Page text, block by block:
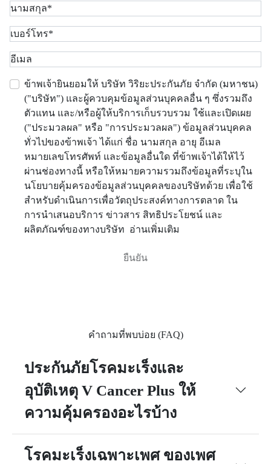
ข้าพเจ้ายินยอมให้ บริษัท วิริยะประกันภัย จำกัด (มหาชน)
("บริษัท") และผู้ควบคุมข้อมูลส่วนบุคคลอื่น ๆ ซึ่งรวมถึง
ตัวแทน และ/หรือผู้ให้บริการเก็บรวบรวม ใช้และเปิดเผย
("ประมวลผล" หรือ "การประมวลผล") ข้อมูลส่วนบุคคล
ทั่วไปของข้าพเจ้า ได้แก่ ชื่อ นามสกุล อายุ อีเมล
หมายเลขโทรศัพท์ และข้อมูลอื่นใด ที่ข้าพเจ้าได้ให้ไว้
ผ่านช่องทางนี้ หรือให้หมายความรวมถึงข้อมูลที่ระบุใน
นโยบายคุ้มครองข้อมูลส่วนบุคคลของบริษัทด้วย เพื่อใช้
สำหรับดำเนินการเพื่อวัตถุประสงค์ทางการตลาด ใน
การนำเสนอบริการ ข่าวสาร สิทธิประโยชน์ และ
ผลิตภัณฑ์ของทางบริษัท อ่านเพิ่มเติม
คำถามที่พบบ่อย (FAQ)
ประกันภัยโรคมะเร็งและ
อุบัติเหตุ V Cancer Plus ให้
ความคุ้มครองอะไรบ้าง
โรคมะเร็งเฉพาะเพศ ของเพศ